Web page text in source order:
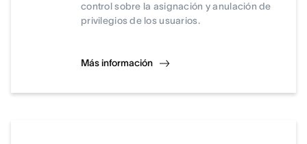
control sobre la asignación y anulación de
privilegios de los usuarios.
Más información